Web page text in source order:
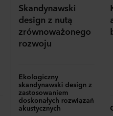
Skandynawski
design z nutą
zrównoważonego
rozwoju
Ekologiczny
skandynawski design z
zastosowaniem
doskonałych rozwiązań
akustycznych